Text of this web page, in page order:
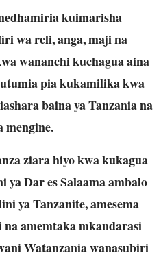
kuimarisha
wa reli, anga, maji na
wananchi kuchagua aina
pia kukamilika kwa
baina ya Tanzania na
mengine.
ziara hiyo kwa kukagua
ya Dar es Salaama ambalo
ya Tanzanite, amesema
amemtaka mkandarasi
Watanzania wanasubiri